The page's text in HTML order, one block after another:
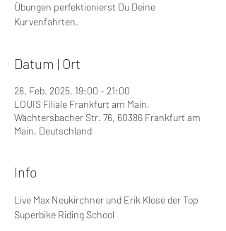
Übungen perfektionierst Du Deine
Kurvenfahrten.
Datum | Ort
26. Feb. 2025, 19:00 – 21:00
LOUIS Filiale Frankfurt am Main,
Wächtersbacher Str. 76, 60386 Frankfurt am
Main, Deutschland
Info
Live Max Neukirchner und Erik Klose der Top
Superbike Riding School